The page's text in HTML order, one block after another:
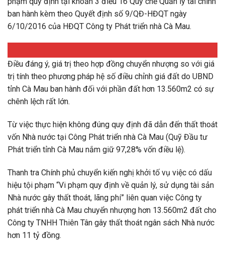
ban hành kèm theo Quyết định số 9/QĐ-HĐQT ngày
6/10/2016 của HĐQT Công ty Phát triển nhà Cà Mau.
Điều đáng ý, giá trị theo hợp đồng chuyển nhượng so với giá
trị tính theo phương pháp hệ số điều chỉnh giá đất do UBND
tỉnh Cà Mau ban hành đối với phần đất hơn 13.560m2 có sự
chênh lệch rất lớn.
Từ việc thực hiện không đúng quy định đã dẫn đến thất thoát
vốn Nhà nước tại Công Phát triển nhà Cà Mau (Quỹ Đầu tư
Phát triển tỉnh Cà Mau nắm giữ 97,28% vốn điều lệ).
Thanh tra Chính phủ chuyển kiến nghị khởi tố vụ việc có dấu
hiệu tội phạm “Vi phạm quy định về quản lý, sử dụng tài sản
Nhà nước gây thất thoát, lãng phí” liên quan việc Công ty
phát triển nhà Cà Mau chuyển nhượng hơn 13.560m2 đất cho
Công ty TNHH Thiên Tân gây thất thoát ngân sách Nhà nước
hơn 11 tỷ đồng.